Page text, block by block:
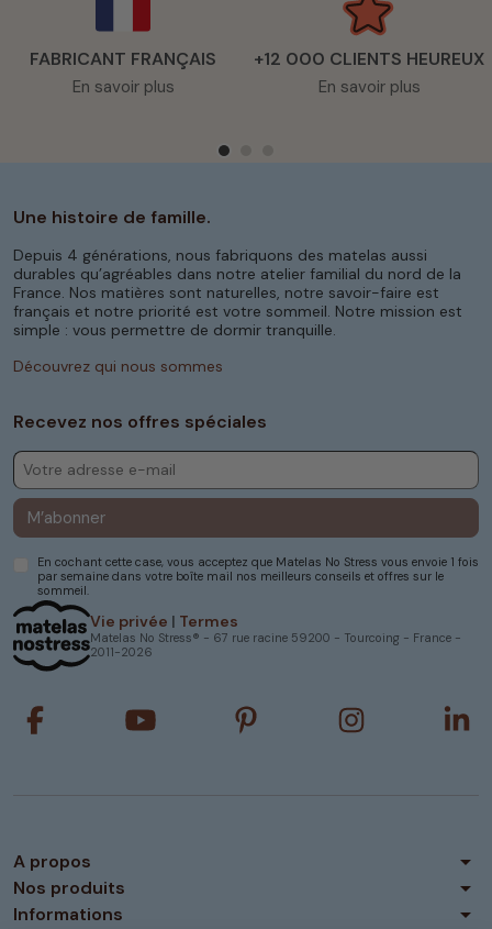
FABRICANT FRANÇAIS
En savoir plus
+12 000 CLIENTS HEUREUX
En savoir plus
Vie privée | Termes
Matelas No Stress® - 67 rue racine 59200 - Tourcoing - France -
2011-2026
Une histoire de famille.
Depuis 4 générations, nous fabriquons des matelas aussi
durables qu’agréables dans notre atelier familial du nord de la
France. Nos matières sont naturelles, notre savoir-faire est
français et notre priorité est votre sommeil. Notre mission est
simple : vous permettre de dormir tranquille.
Découvrez qui nous sommes
Recevez nos offres spéciales
M’abonner
En cochant cette case, vous acceptez que Matelas No Stress vous envoie 1 fois
par semaine dans votre boîte mail nos meilleurs conseils et offres sur le
sommeil.
A propos arrow_drop_down
Nos produits arrow_drop_down
Informations arrow_drop_down